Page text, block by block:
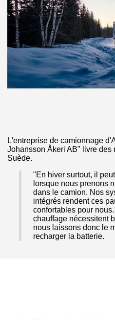
L'entreprise de camionnage
Johansson Åkeri AB" livre des
Suède.
"En hiver surtout, il
lorsque nous prenons
dans le camion. Nos
intégrés rendent ces
confortables pour
chauffage nécessitent
nous laissons donc le
recharger la batterie.